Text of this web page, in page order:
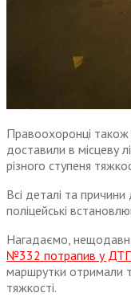
Правоохоронці
доставили в місцеву
різного ступеня
Всі деталі та
поліцейські
Нагадаємо,
№332 потрапив у
маршрутки отримали
тяжкості.